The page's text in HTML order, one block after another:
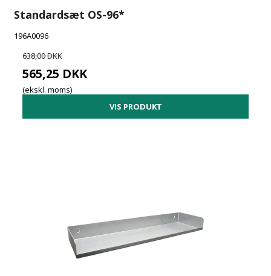
Standardsæt OS-96*
196A0096
638,00 DKK
565,25 DKK
(ekskl. moms)
VIS PRODUKT